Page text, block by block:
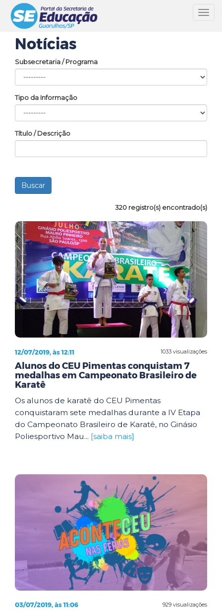
Notícias
Subsecretaria / Programa
Tipo da Informação
Título / Descrição
320 registro(s) encontrado(s)
1033 visualizações
12/07/2019, às 12:11
Alunos do CEU Pimentas conquistam 7
medalhas em Campeonato Brasileiro de
Karatê
Os alunos de karatê do CEU Pimentas
conquistaram sete medalhas durante a IV Etapa
do Campeonato Brasileiro de Karatê, no Ginásio
Poliesportivo Mau... [saiba mais]
929 visualizações
03/07/2019, às 11:06